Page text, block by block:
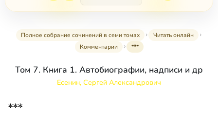
Полное собрание сочинений в семи томах
Читать онлайн
Комментарии
***
Том 7. Книга 1. Автобиографии, надписи и др
Есенин, Сергей Александрович
***